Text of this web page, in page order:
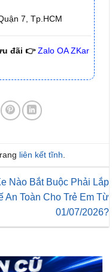
7, Tp.HCM
đãi 👉 Zalo OA ZKar
liên kết tĩnh
Nào Bắt Buộc Phải Lắp
An Toàn Cho Trẻ Em Từ
01/07/2026?